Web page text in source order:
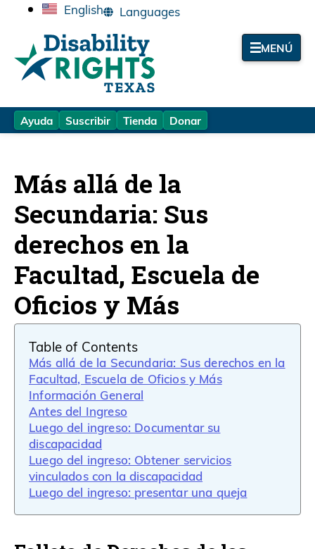
English
MENÚ
Ayuda Suscribir Tienda Donar
Más allá de la
Secundaria: Sus
derechos en la
Facultad, Escuela de
Oficios y Más
Table of Contents
Más allá de la Secundaria: Sus derechos en la
Facultad, Escuela de Oficios y Más
Información General
Antes del Ingreso
Luego del ingreso: Documentar su
discapacidad
Luego del ingreso: Obtener servicios
vinculados con la discapacidad
Luego del ingreso: presentar una queja